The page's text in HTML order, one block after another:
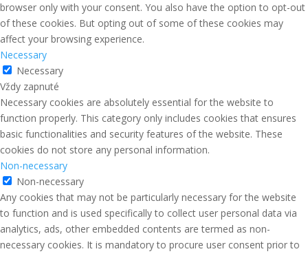
browser only with your consent. You also have the option to opt-out
of these cookies. But opting out of some of these cookies may
affect your browsing experience.
Necessary
Necessary
Vždy zapnuté
Necessary cookies are absolutely essential for the website to
function properly. This category only includes cookies that ensures
basic functionalities and security features of the website. These
cookies do not store any personal information.
Non-necessary
Non-necessary
Any cookies that may not be particularly necessary for the website
to function and is used specifically to collect user personal data via
analytics, ads, other embedded contents are termed as non-
necessary cookies. It is mandatory to procure user consent prior to